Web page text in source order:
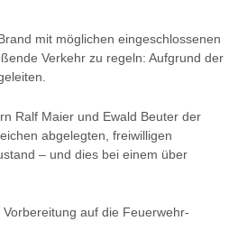
mit möglichen eingeschlossenen
Verkehr zu regeln: Aufgrund der
Ralf Maier und Ewald Beuter der
abgelegten, freiwilligen
– und dies bei einem über
auf die Feuerwehr-